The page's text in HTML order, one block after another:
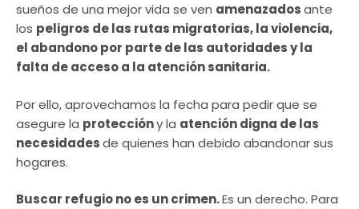
sueños de una mejor vida se ven amenazadosante
los peligros de las rutas migratorias, la violencia,
el abandono por parte de las autoridades y la
falta de acceso a la atención sanitaria.
Por ello, aprovechamos la fecha para pedir que se
asegure la proteccióny la atención digna de las
necesidadesde quienes han debido abandonar sus
hogares.
Buscar refugio no es un crimen.Es un derecho. Para